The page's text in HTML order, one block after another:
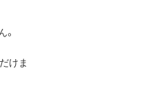
けま